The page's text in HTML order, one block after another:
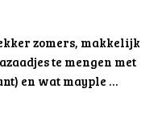
zomers, makkelijk
te mengen met
en wat mayple …